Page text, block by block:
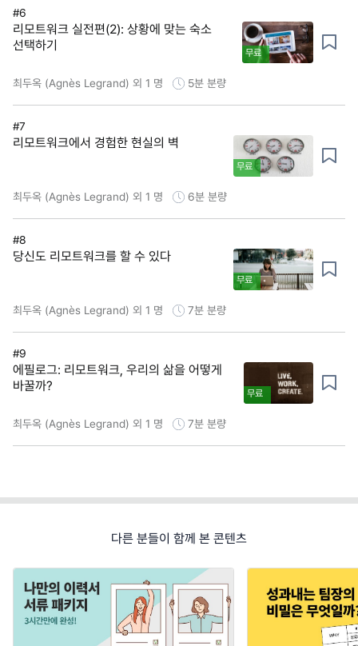
#6
리모트워크 실전편(2): 상황에 맞는 숙소
선택하기
무료
최두옥 (Agnès Legrand) 외 1 명 5분 분량
#7
리모트워크에서 경험한 현실의 벽
무료
최두옥 (Agnès Legrand) 외 1 명 6분 분량
#8
당신도 리모트워크를 할 수 있다
무료
최두옥 (Agnès Legrand) 외 1 명 7분 분량
#9
에필로그: 리모트워크, 우리의 삶을 어떻게
바꿀까?
무료
최두옥 (Agnès Legrand) 외 1 명 7분 분량
다른 분들이 함께 본 콘텐츠